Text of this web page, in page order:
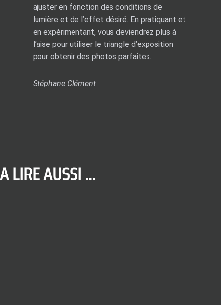
ajuster en fonction des conditions de
lumière et de l’effet désiré. En pratiquant et
en expérimentant, vous deviendrez plus à
l’aise pour utiliser le triangle d’exposition
pour obtenir des photos parfaites.
Stéphane Clément
A LIRE AUSSI ...